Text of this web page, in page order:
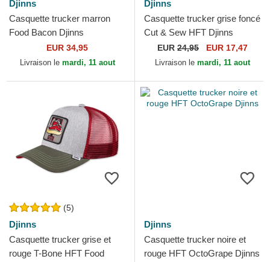
Djinns
Casquette trucker marron
Food Bacon Djinns
EUR 34,95
Livraison le mardi, 11 aout
Djinns
Casquette trucker grise foncé
Cut & Sew HFT Djinns
EUR 24,95 EUR 17,47
Livraison le mardi, 11 aout
(5)
Djinns
Casquette trucker grise et
rouge T-Bone HFT Food
Djinns
Casquette trucker noire et
rouge HFT OctoGrape Djinns